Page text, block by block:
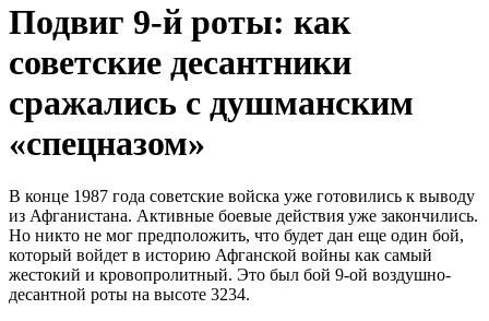
Подвиг 9-й роты: как
советские десантники
сражались с душманским
«спецназом»
В конце 1987 года советские войска уже готовились к выводу
из Афганистана. Активные боевые действия уже закончились.
Но никто не мог предположить, что будет дан еще один бой,
который войдет в историю Афганской войны как самый
жестокий и кровопролитный. Это был бой 9-ой воздушно-
десантной роты на высоте 3234.